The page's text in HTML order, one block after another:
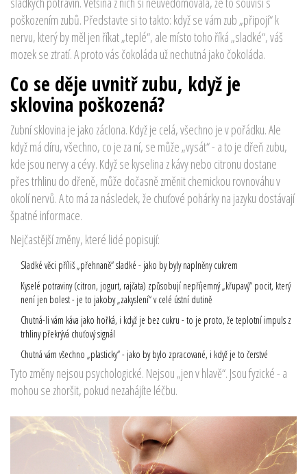
poškozením zubů. Představte si to takto: když se vám zub „připojí“ k
nervu, který by měl jen říkat „teplé“, ale místo toho říká „sladké“, váš
mozek se ztratí. A proto vás čokoláda už nechutná jako čokoláda.
Co se děje uvnitř zubu, když je
sklovina poškozená?
Zubní sklovina je jako záclona. Když je celá, všechno je v pořádku. Ale
když má díru, všechno, co je za ní, se může „vysát“ - a to je dřeň zubu,
kde jsou nervy a cévy. Když se kyselina z kávy nebo citronu dostane
přes trhlinu do dřeně, může dočasně změnit chemickou rovnováhu v
okolí nervů. A to má za následek, že chuťové pohárky na jazyku dostávají
špatné informace.
Nejčastější změny, které lidé popisují:
Sladké věci příliš „přehnaně“ sladké - jako by byly naplněny cukrem
Kyselé potraviny (citron, jogurt, rajčata) způsobují nepříjemný „křupavý“ pocit, který
není jen bolest - je to jakoby „zakyslení“ v celé ústní dutině
Chutná-li vám káva jako hořká, i když je bez cukru - to je proto, že teplotní impuls z
trhliny překrývá chuťový signál
Chutná vám všechno „plasticky“ - jako by bylo zpracované, i když je to čerstvé
Tyto změny nejsou psychologické. Nejsou „jen v hlavě“. Jsou fyzické - a
mohou se zhoršit, pokud nezahájíte léčbu.